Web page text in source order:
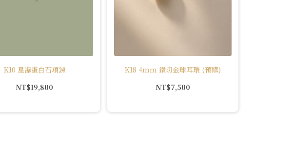
K10 星瀑蛋白石項鍊
NT$19,800
K18 4mm 鑽切金球耳環 (預購)
NT$7,500